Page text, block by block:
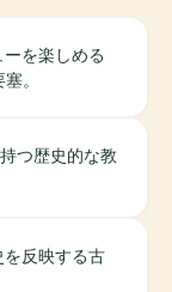
を楽しめる
。
つ歴史的な教
反映する古